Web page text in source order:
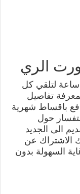
الري
خدمة عملاء بي ان سبورت متاحة 24 ساعة لتلقي كل
تفاصيل
باقساط شهرية
حول
الى الجديد
الاشتراك عن
السهولة بدون